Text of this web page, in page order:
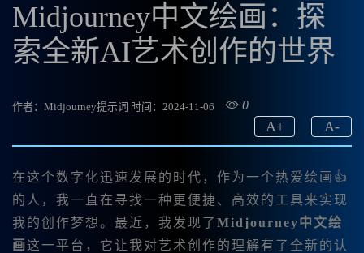
Midjourney中文绘画：探
索全新AI艺术创作的世界
作者：Midjourney提示词 时间：2024-11-06 0
A-
A+
在这个数字化迅速发展的时代，作为一个热爱绘画👍
的人，我一直在寻找一种更便捷、高效的工具来实现
我的创作梦想。最近，我发现了 Midjourney中文绘
画这一平台，它让我对艺术创作的理解有了全新的认